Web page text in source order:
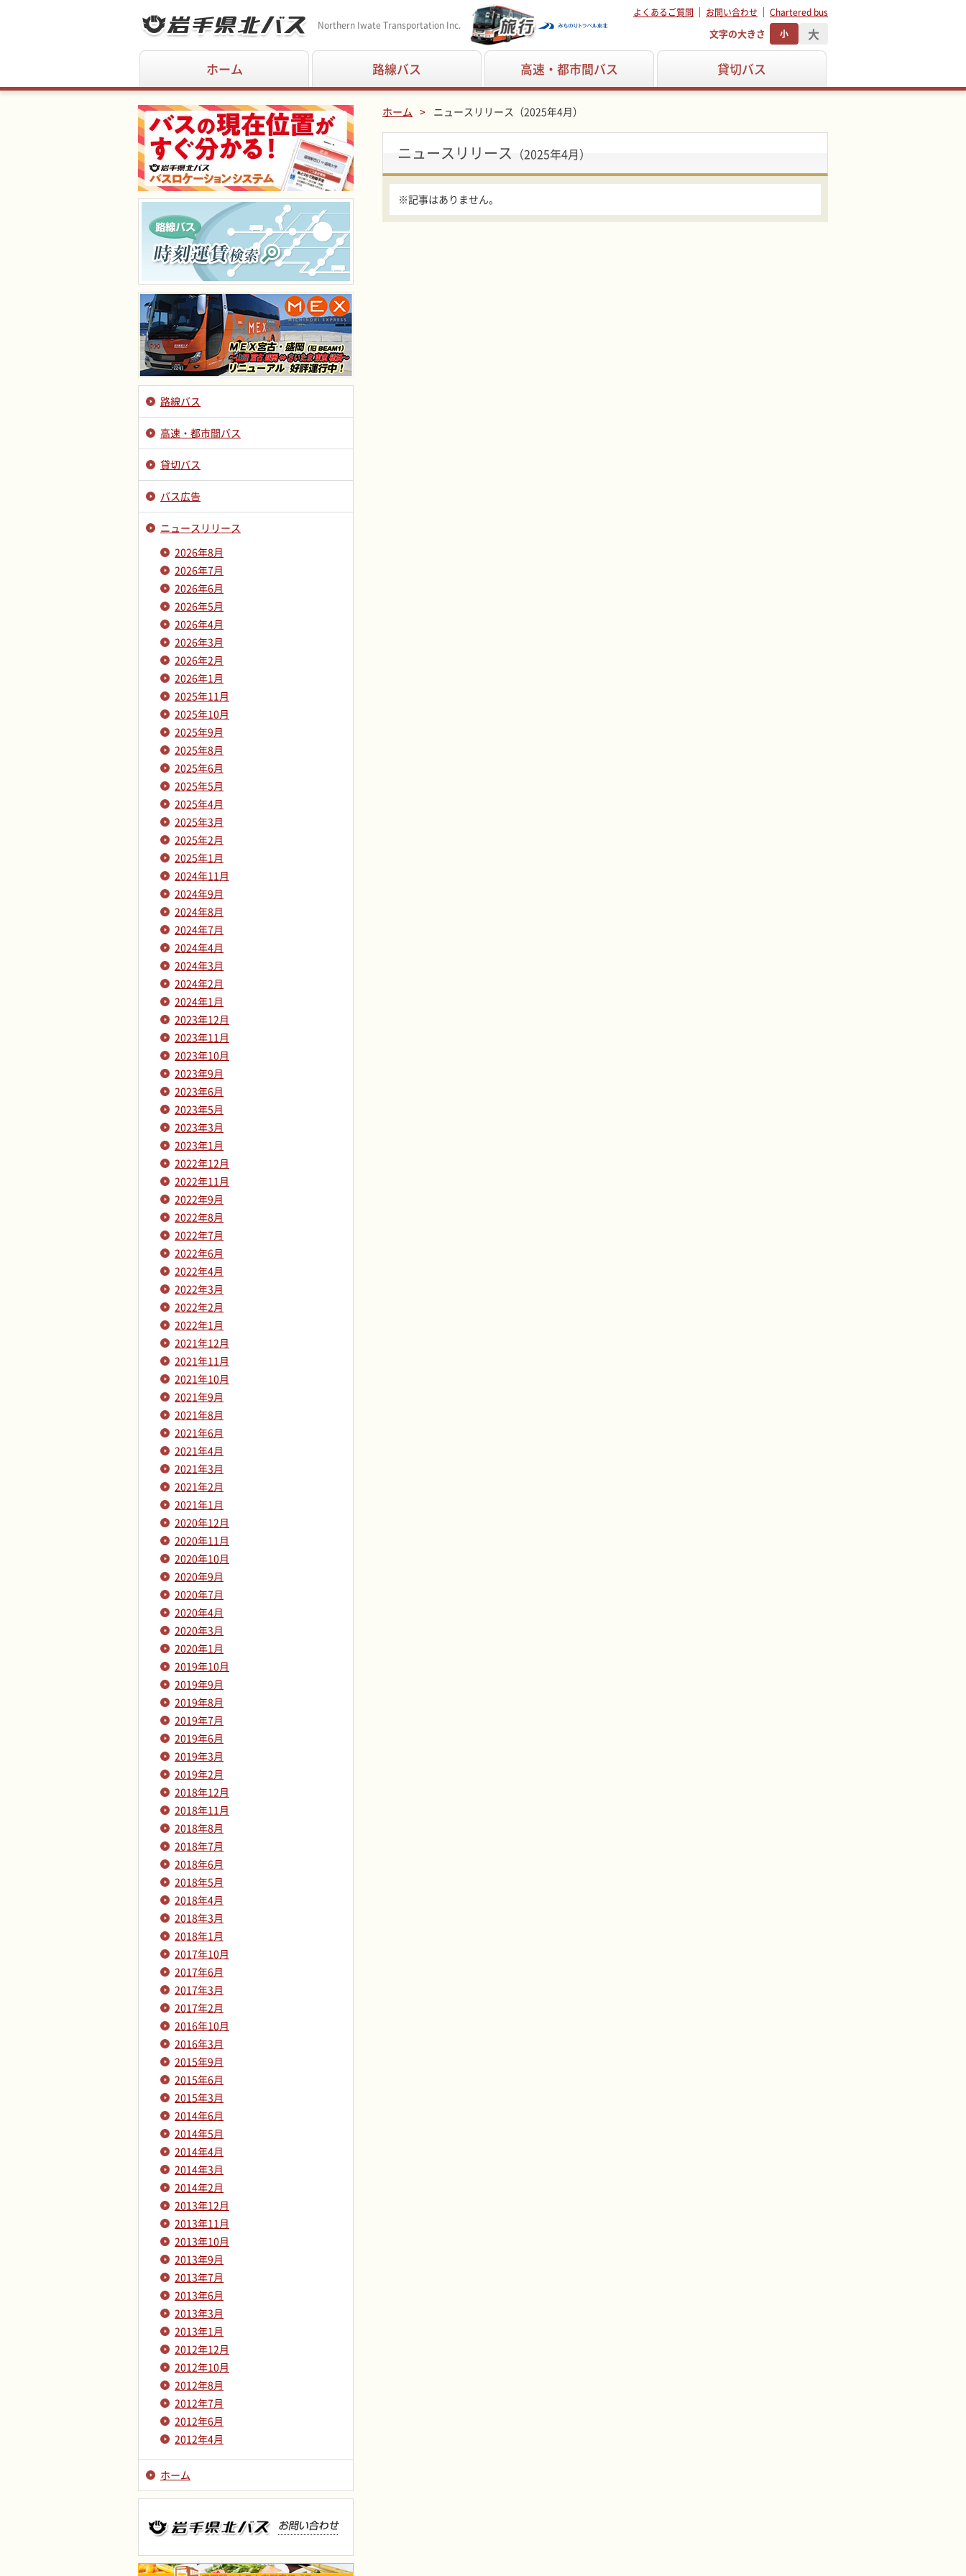
Northern Iwate Transportation Inc.
よくあるご質問 お問い合わせ Chartered bus
文字の大きさ 小 大
ホーム 路線バス 高速・都市間バス 貸切バス
ホーム ニュースリリース（2025年4月）
ニュースリリース （2025年4月）
※記事はありません。
路線バス
高速・都市間バス
貸切バス
バス広告
ニュースリリース
2026年8月
2026年7月
2026年6月
2026年5月
2026年4月
2026年3月
2026年2月
2026年1月
2025年11月
2025年10月
2025年9月
2025年8月
2025年6月
2025年5月
2025年4月
2025年3月
2025年2月
2025年1月
2024年11月
2024年9月
2024年8月
2024年7月
2024年4月
2024年3月
2024年2月
2024年1月
2023年12月
2023年11月
2023年10月
2023年9月
2023年6月
2023年5月
2023年3月
2023年1月
2022年12月
2022年11月
2022年9月
2022年8月
2022年7月
2022年6月
2022年4月
2022年3月
2022年2月
2022年1月
2021年12月
2021年11月
2021年10月
2021年9月
2021年8月
2021年6月
2021年4月
2021年3月
2021年2月
2021年1月
2020年12月
2020年11月
2020年10月
2020年9月
2020年7月
2020年4月
2020年3月
2020年1月
2019年10月
2019年9月
2019年8月
2019年7月
2019年6月
2019年3月
2019年2月
2018年12月
2018年11月
2018年8月
2018年7月
2018年6月
2018年5月
2018年4月
2018年3月
2018年1月
2017年10月
2017年6月
2017年3月
2017年2月
2016年10月
2016年3月
2015年9月
2015年6月
2015年3月
2014年6月
2014年5月
2014年4月
2014年3月
2014年2月
2013年12月
2013年11月
2013年10月
2013年9月
2013年7月
2013年6月
2013年3月
2013年1月
2012年12月
2012年10月
2012年8月
2012年7月
2012年6月
2012年4月
ホーム